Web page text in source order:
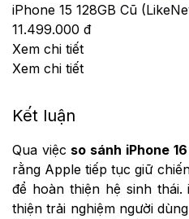
iPhone 15 128GB Cũ
11.499.000 đ
Xem chi tiết
Xem chi tiết
Kết luận
Qua việc so sánh iPhone
rằng Apple tiếp tục giữ
để hoàn thiện hệ sinh
thiện trải nghiệm người